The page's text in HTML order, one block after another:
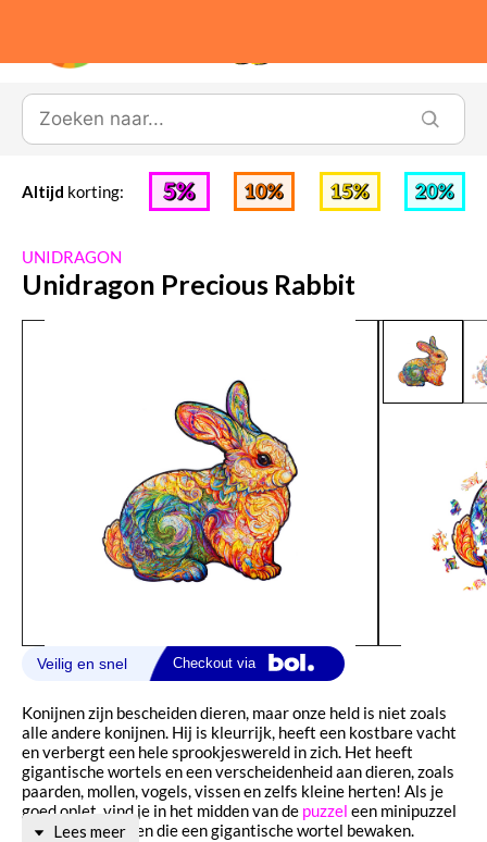
Altijd korting:
Konijnen zijn bescheiden dieren, maar onze held is niet zoals
alle andere konijnen. Hij is kleurrijk, heeft een kostbare vacht
en verbergt een hele sprookjeswereld in zich. Het heeft
gigantische wortels en een verscheidenheid aan dieren, zoals
paarden, mollen, vogels, vissen en zelfs kleine herten! Als je
goed oplet, vind je in het midden van de puzzel een minipuzzel
met twee konijnen die een gigantische wortel bewaken.
Lees meer
UNIDRAGON
Unidragon Precious Rabbit